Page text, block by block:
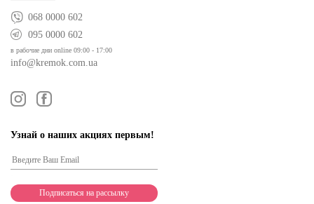
068 0000 602
095 0000 602
в рабочие дни online 09:00 - 17:00
info@kremok.com.ua
Узнай о наших акциях первым!